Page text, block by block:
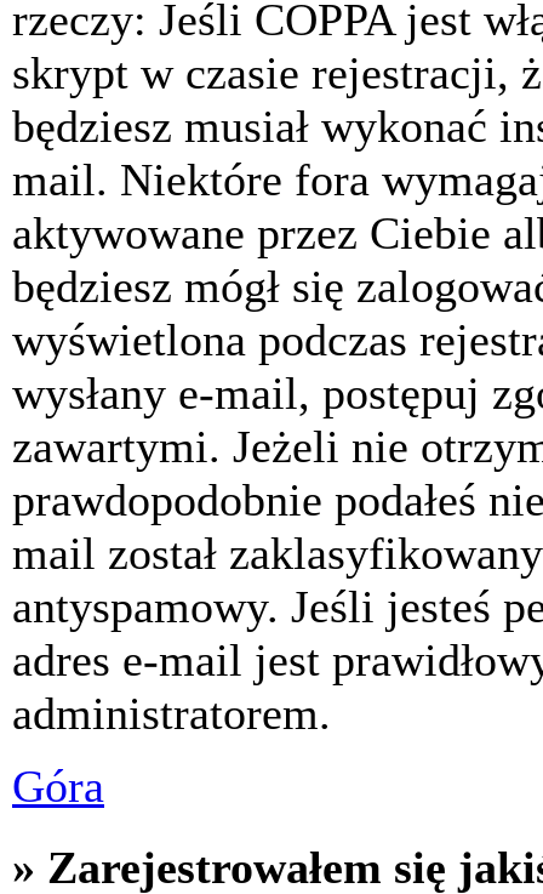
rzeczy: Jeśli COPPA jest
skrypt w czasie rejestracji,
będziesz musiał wykonać
mail. Niektóre fora
aktywowane przez Ciebie
będziesz mógł się
wyświetlona podczas
wysłany e-mail, postępuj
zawartymi. Jeżeli nie
prawdopodobnie podałeś
mail został
antyspamowy. Jeśli jesteś
adres e-mail jest
administratorem.
Góra
» Zarejestrowałem się